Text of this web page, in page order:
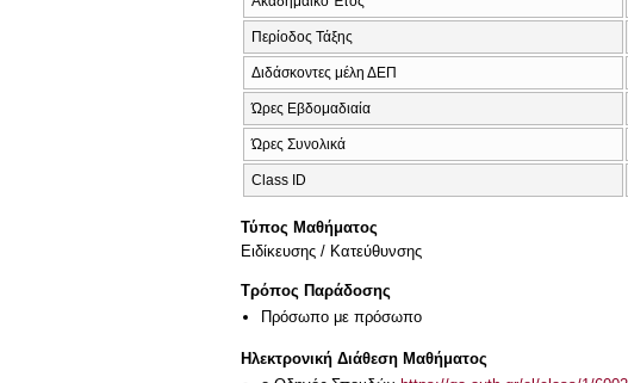
Περίοδος Τάξης
Διδάσκοντες μέλη ΔΕΠ
Ώρες Εβδομαδιαία
Ώρες Συνολικά
Class ID
Τύπος Μαθήματος
Eιδίκευσης / Kατεύθυνσης
Τρόπος Παράδοσης
Πρόσωπο με πρόσωπο
Ηλεκτρονική Διάθεση Μαθήματος